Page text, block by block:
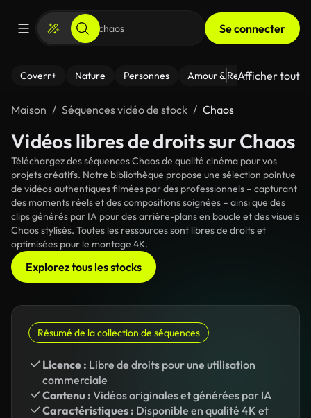
Se connecter
Coverr+ Nature Personnes Amour & Relations Le
Afficher tout
Maison Séquences vidéo de stock Chaos
Vidéos libres de droits sur Chaos
Téléchargez des séquences Chaos de qualité cinéma pour vos
projets créatifs. Notre bibliothèque propose une sélection pointue
de vidéos authentiques filmées par des professionnels – capturant
des moments réels et des compositions soignées – ainsi que des
clips générés par IA pour des arrière-plans en boucle et des visuels
Chaos stylisés. Toutes les ressources sont libres de droits et
optimisées pour le montage 4K.
Explorez tous les stocks
Résumé de la collection de séquences
Licence : Libre de droits pour une utilisation
commerciale
Contenu : Vidéos originales et générées par IA
Caractéristiques : Disponible en qualité 4K et